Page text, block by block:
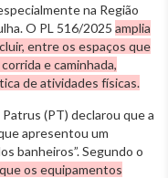
na Região
O PL 516/2025 amplia
entre os espaços que
e caminhada,
de atividades físicas.
(PT) declarou que a
apresentou um
banheiros”. Segundo o
os equipamentos